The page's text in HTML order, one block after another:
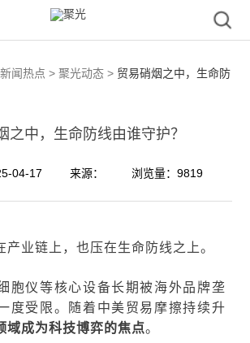
新闻热点 > 聚光动态 > 贸易硝烟之中，生命防
之中，生命防线由谁守护？
04-17 来源： 浏览量：9819
产业链上，也压在生命防线之上。
胞仪等核心设备长期被海外品牌垄
度受限。随着中美贸易摩擦持续升
域成为科技博弈的焦点。